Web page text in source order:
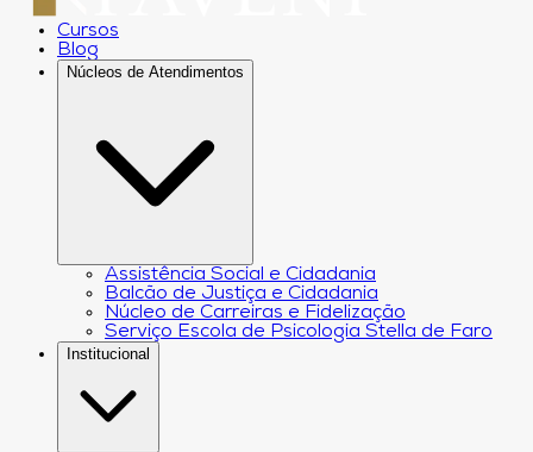
Cursos
Blog
Núcleos de Atendimentos
Assistência Social e Cidadania
Balcão de Justiça e Cidadania
Núcleo de Carreiras e Fidelização
Serviço Escola de Psicologia Stella de Faro
Institucional